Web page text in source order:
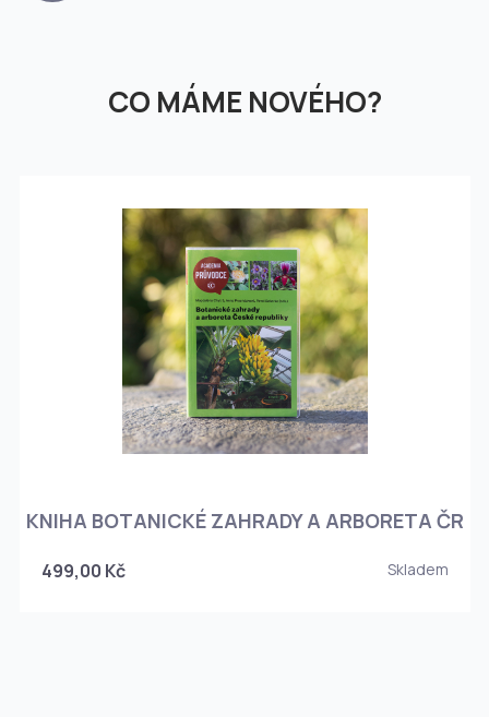
CO MÁME NOVÉHO?
KNIHA BOTANICKÉ ZAHRADY A ARBORETA ČR
499,00 Kč Skladem